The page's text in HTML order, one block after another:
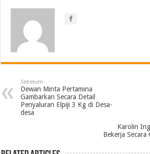
Sebelum
Dewan Minta Pertamina
Gambarkan Secara Detail
Penyaluran Elpiji 3 Kg di Desa-
desa
Karolin
Bekerja